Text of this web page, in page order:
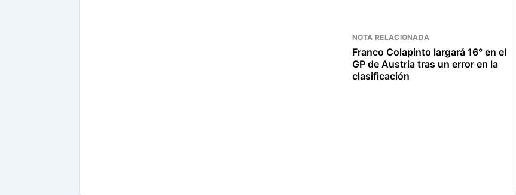
NOTA RELACIONADA
Franco Colapinto largará 16° en el
GP de Austria tras un error en la
clasificación